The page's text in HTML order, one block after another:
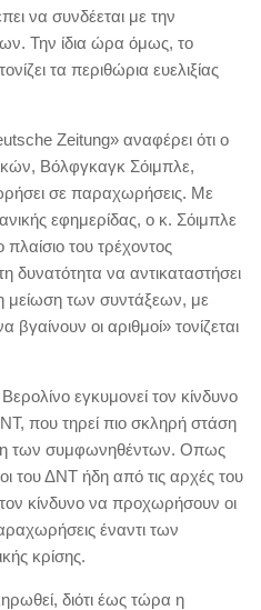
να συνδέεται με την
Την ίδια ώρα όμως, το
τα περιθώρια ευελιξίας
Zeitung» αναφέρει ότι ο
Βόλφγκαγκ Σόιμπλε,
σε παραχωρήσεις. Με
εφημερίδας, ο κ. Σόιμπλε
πλαίσιο του τρέχοντος
δυνατότητα να αντικαταστήσει
μείωση των συντάξεων, με
οι αριθμοί» τονίζεται
Βερολίνο εγκυμονεί τον κίνδυνο
που τηρεί πιο σκληρή στάση
των συμφωνηθέντων. Οπως
του ΔΝΤ ήδη από τις αρχές του
κίνδυνο να προχωρήσουν οι
έναντι των
κρίσης.
διότι έως τώρα η